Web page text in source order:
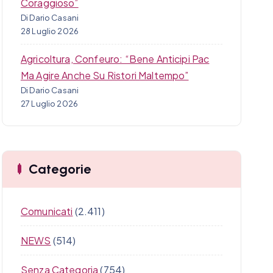
Coraggioso”
Di Dario Casani
28 Luglio 2026
Agricoltura, Confeuro: “Bene Anticipi Pac
Ma Agire Anche Su Ristori Maltempo”
Di Dario Casani
27 Luglio 2026
Categorie
Comunicati (2.411)
NEWS (514)
Senza Categoria(754)